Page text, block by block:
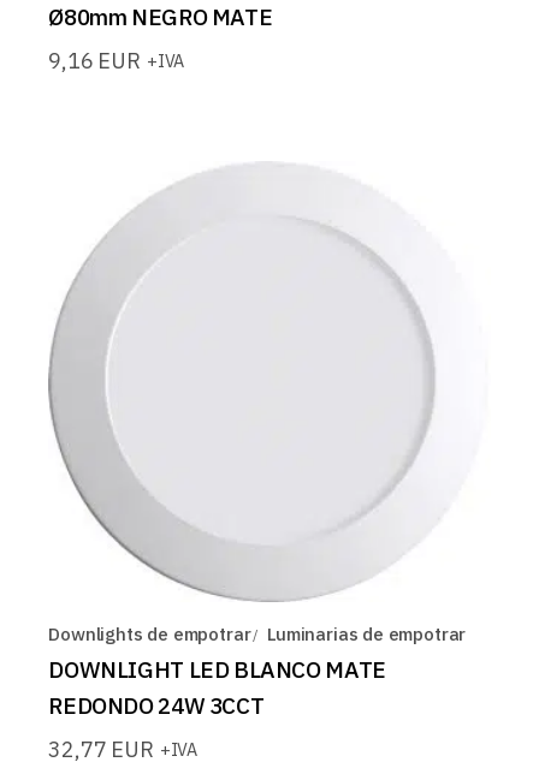
Ø80mm NEGRO MATE
9,16 EUR +IVA
Downlights de empotrar Luminarias de empotrar
DOWNLIGHT LED BLANCO MATE
REDONDO 24W 3CCT
32,77 EUR +IVA